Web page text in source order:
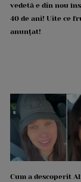
vedetă e din nou
40 de ani! Uite ce
anunțat!
Cum a descoperit